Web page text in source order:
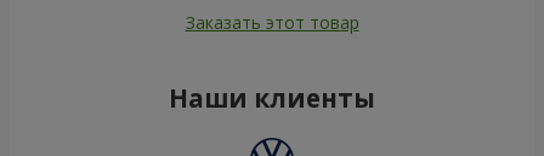
Заказать этот товар
Наши клиенты